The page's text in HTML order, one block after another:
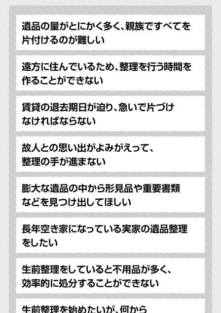
遺品の量がとにかく多く、親族ですべてを
片付けるのが難しい
遠方に住んでいるため、整理を行う時間を
作ることができない
賃貸の退去期日が迫り、急いで片づけ
なければならない
故人との思い出がよみがえって、
整理の手が進まない
膨大な遺品の中から形見品や重要書類
などを見つけ出してほしい
長年空き家になっている実家の遺品整理
をしたい
生前整理をしていると不用品が多く、
効率的に処分することができない
生前整理を始めたいが、何から